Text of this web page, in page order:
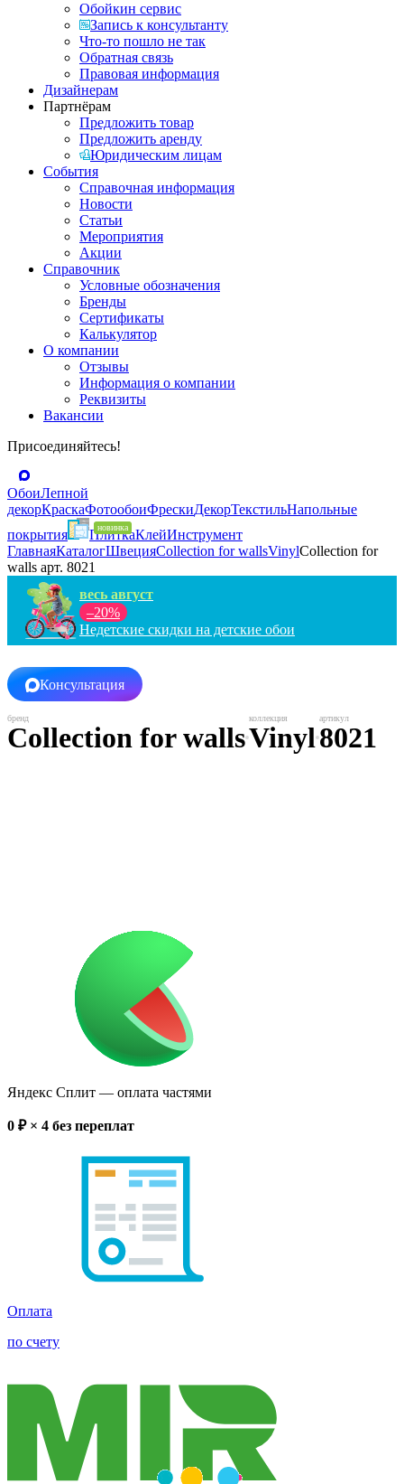
Обойкин сервис
Запись к консультанту
Что-то пошло не так
Обратная связь
Правовая информация
Дизайнерам
Партнёрам
Предложить товар
Предложить аренду
Юридическим лицам
События
Справочная информация
Новости
Статьи
Мероприятия
Акции
Справочник
Условные обозначения
Бренды
Сертификаты
Калькулятор
О компании
Отзывы
Информация о компании
Реквизиты
Вакансии
Присоединяйтесь!
ОбоиЛепной
декорКраскаФотообоиФрескиДекорТекстильНапольные
покрытия
ПлиткаКлейИнструмент
ГлавнаяКаталогШвецияCollection for wallsVinylCollection for
walls арт. 8021
весь август
–20%
Недетские скидки на детские обои
Консультация
Collection for wallsVinyl8021
Яндекс Сплит — оплата частями
0 ₽ × 4 без переплат
Оплата
по счету